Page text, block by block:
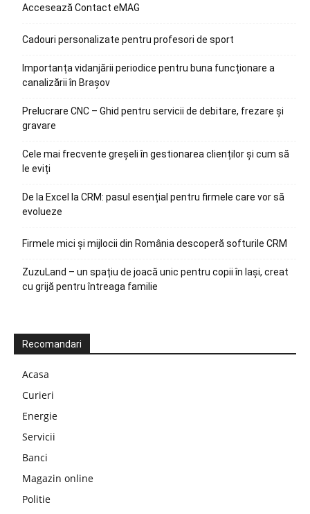
Accesează Contact eMAG
Cadouri personalizate pentru profesori de sport
Importanța vidanjării periodice pentru buna funcționare a
canalizării în Brașov
Prelucrare CNC – Ghid pentru servicii de debitare, frezare și
gravare
Cele mai frecvente greșeli în gestionarea clienților și cum să
le eviți
De la Excel la CRM: pasul esențial pentru firmele care vor să
evolueze
Firmele mici și mijlocii din România descoperă softurile CRM
ZuzuLand – un spațiu de joacă unic pentru copii în Iași, creat
cu grijă pentru întreaga familie
Recomandari
Acasa
Curieri
Energie
Servicii
Banci
Magazin online
Politie